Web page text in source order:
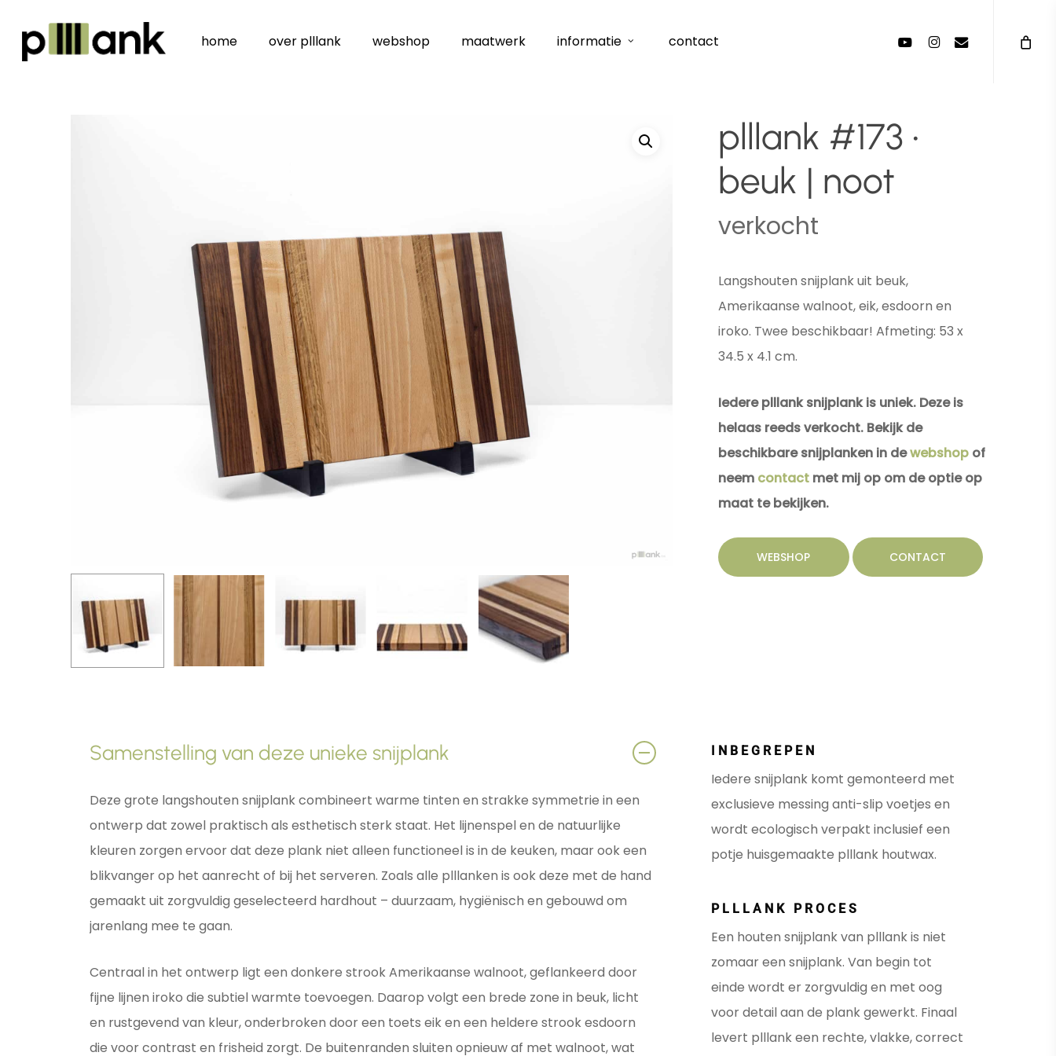
main
home over plllank webshop maatwerk informatie contact youtubeinstagram
email
plllank #173 •
beuk | noot
verkocht
Langshouten snijplank uit beuk,
Amerikaanse walnoot, eik, esdoorn en
iroko. Twee beschikbaar! Afmeting: 53 x
34.5 x 4.1 cm.
Iedere plllank snijplank is uniek. Deze is
helaas reeds verkocht. Bekijk de
beschikbare snijplanken in dewebshop of
neem contact met mij op om de optie op
maat te bekijken.
WEBSHOP CONTACT
Samenstelling van deze unieke snijplank
Deze grote langshouten snijplank combineert warme tinten en strakke symmetrie in een
ontwerp dat zowel praktisch als esthetisch sterk staat. Het lijnenspel en de natuurlijke
kleuren zorgen ervoor dat deze plank niet alleen functioneel is in de keuken, maar ook een
blikvanger op het aanrecht of bij het serveren. Zoals alle plllanken is ook deze met de hand
gemaakt uit zorgvuldig geselecteerd hardhout – duurzaam, hygiënisch en gebouwd om
jarenlang mee te gaan.
Centraal in het ontwerp ligt een donkere strook Amerikaanse walnoot, geflankeerd door
fijne lijnen iroko die subtiel warmte toevoegen. Daarop volgt een brede zone in beuk, licht
en rustgevend van kleur, onderbroken door een toets eik en een heldere strook esdoorn
die voor contrast en frisheid zorgt. De buitenranden sluiten opnieuw af met walnoot, wat
INBEGREPEN
Iedere snijplank komt gemonteerd met
exclusieve messing anti-slip voetjes en
wordt ecologisch verpakt inclusief een
potje huisgemaakte plllank houtwax.
PLLLANK PROCES
Een houten snijplank van plllank is niet
zomaar een snijplank. Van begin tot
einde wordt er zorgvuldig en met oog
voor detail aan de plank gewerkt. Finaal
levert plllank een rechte, vlakke, correct